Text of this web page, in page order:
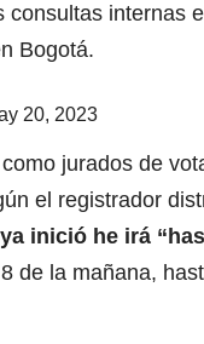
consultas internas e
Bogotá.
20, 2023
jurados de
el registrador
inició he irá
de la mañana,